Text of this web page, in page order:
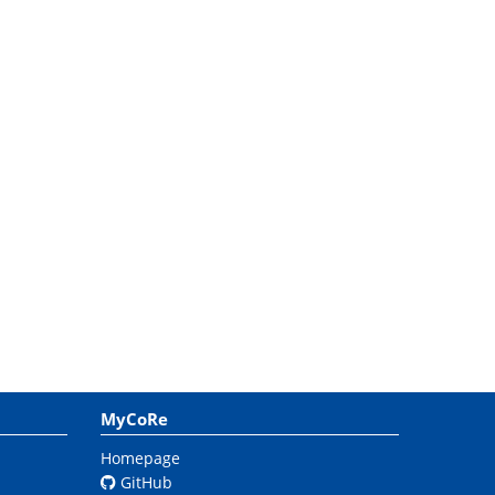
MyCoRe
Homepage
GitHub